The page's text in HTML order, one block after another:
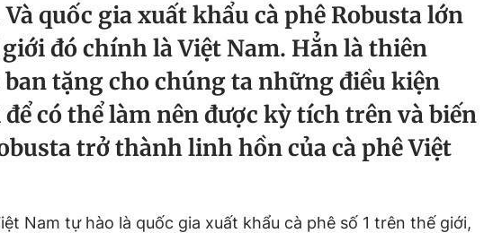
Và quốc gia xuất khẩu cà phê Robusta lớn
đó chính là Việt Nam. Hẳn là thiên
tặng cho chúng ta những điều kiện
có thể làm nên được kỳ tích trên và biến
trở thành linh hồn của cà phê Việt
Nam tự hào là quốc gia xuất khẩu cà phê số 1 trên thế giới,